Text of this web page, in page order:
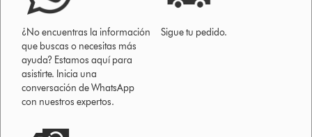
¿No encuentras la información
que buscas o necesitas más
ayuda? Estamos aquí para
asistirte. Inicia una
conversación de WhatsApp
con nuestros expertos.
Sigue tu pedido.